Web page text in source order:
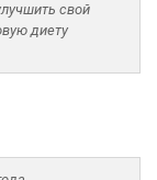
свой
диету